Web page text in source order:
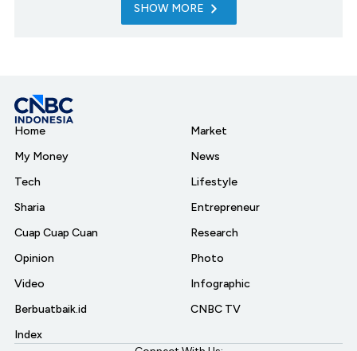
SHOW MORE
Home
My Money
Tech
Sharia
Cuap Cuap Cuan
Opinion
Video
Berbuatbaik.id
Index
Market
News
Lifestyle
Entrepreneur
Research
Photo
Infographic
CNBC TV